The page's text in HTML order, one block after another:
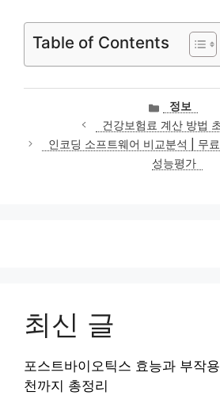
Table of Contents
카
테
고
리
정보
건강보험료 계산 방법
인코딩 소프트웨어 비교분석 | 무
성능평가
최신 글
포스트바이오틱스 효능과 부작
천까지 총정리